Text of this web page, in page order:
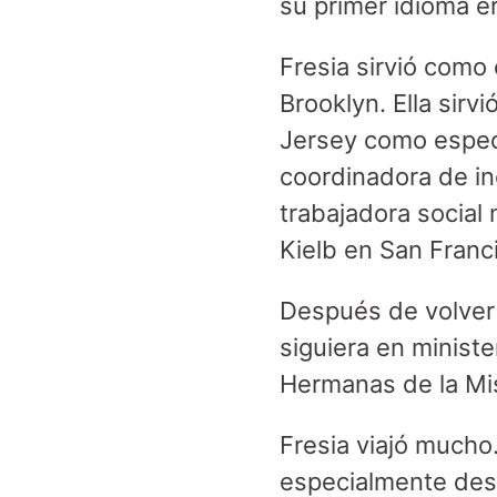
Fresia sirvió
Brooklyn. Ella
Jersey como
coordinadora de
trabajadora social
Kielb en San
Después de
siguiera en
Hermanas de la
Fresia viajó
especialmente